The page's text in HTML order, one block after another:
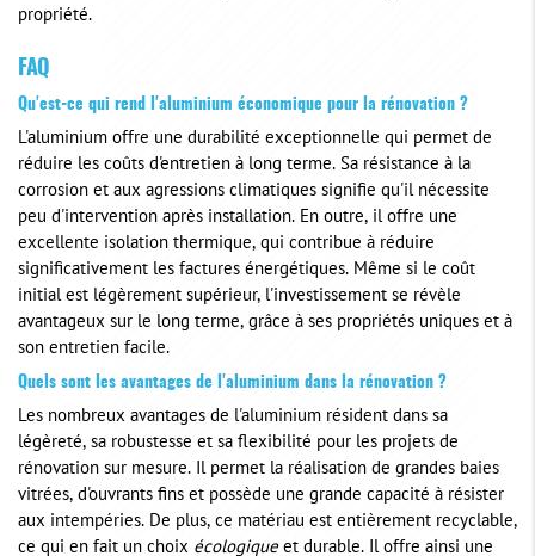
propriété.
FAQ
Qu'est-ce qui rend l'aluminium économique pour la rénovation ?
L'aluminium offre une durabilité exceptionnelle qui permet de
réduire les coûts d'entretien à long terme. Sa résistance à la
corrosion et aux agressions climatiques signifie qu'il nécessite
peu d'intervention après installation. En outre, il offre une
excellente isolation thermique, qui contribue à réduire
significativement les factures énergétiques. Même si le coût
initial est légèrement supérieur, l'investissement se révèle
avantageux sur le long terme, grâce à ses propriétés uniques et à
son entretien facile.
Quels sont les avantages de l'aluminium dans la rénovation ?
Les nombreux avantages de l'aluminium résident dans sa
légèreté, sa robustesse et sa flexibilité pour les projets de
rénovation sur mesure. Il permet la réalisation de grandes baies
vitrées, d'ouvrants fins et possède une grande capacité à résister
aux intempéries. De plus, ce matériau est entièrement recyclable,
ce qui en fait un choix écologiqueet durable. Il offre ainsi une